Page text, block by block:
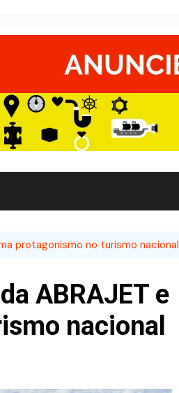
protagonismo no turismo nacional
ABRAJET e
nacional